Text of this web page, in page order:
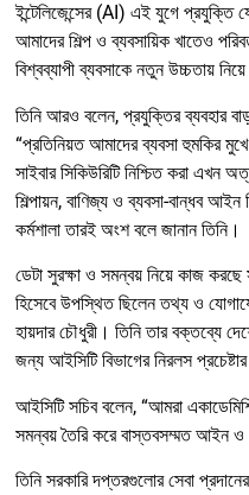
ইন্টেলিজেন্সের (AI) এই যুগে প্রযুক্তি
আমাদের শিল্প ও ব্যবসায়িক খাতেও
বিশ্বব্যাপী ব্যবসাকে নতুন উচ্চতায়
তিনি আরও বলেন, প্রযুক্তির ব্যবহার
“প্রতিনিয়ত আমাদের ব্যবসা হুমকির
সাইবার সিকিউরিটি নিশ্চিত করা এখন
শিল্পায়ন, বাণিজ্য ও ব্যবসা-বান্ধব
কর্মশালা তারই অংশ বলে জানান তিনি।
ডেটা সুরক্ষা ও সমন্বয় নিয়ে কাজ
হিসেবে উপস্থিত ছিলেন তথ্য ও
হায়দার চৌধুরী। তিনি তার বক্তব্যে
জন্য আইসিটি বিভাগের নিরলস
আইসিটি সচিব বলেন, “আমরা
সমন্বয় তৈরি করে বাস্তবসম্মত আইন ও
তিনি সরকারি দপ্তরগুলোর সেবা